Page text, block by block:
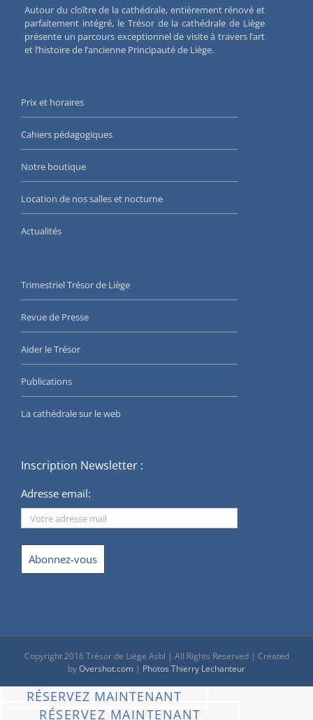
Autour du cloître de la cathédrale, entièrement rénové et
parfaitement intégré, le Trésor de la cathédrale de Liège
présente un parcours exceptionnel de visite à travers l’art
et l’histoire de l’ancienne Principauté de Liège.
Prix et horaires
Cahiers pédagogiques
Notre boutique
Location de nos salles et nocturne
Actualités
Trimestriel Trésor de Liège
Revue de Presse
Aider le Trésor
Publications
La cathédrale sur le web
Inscription Newsletter :
Adresse email:
Copyright 2016 Trésor de Liège Asbl | All Rights Reserved | Created
byOvershot.com | Photos Thierry Lechanteur
RÉSERVEZ MAINTENANT
RÉSERVEZ MAINTENANT